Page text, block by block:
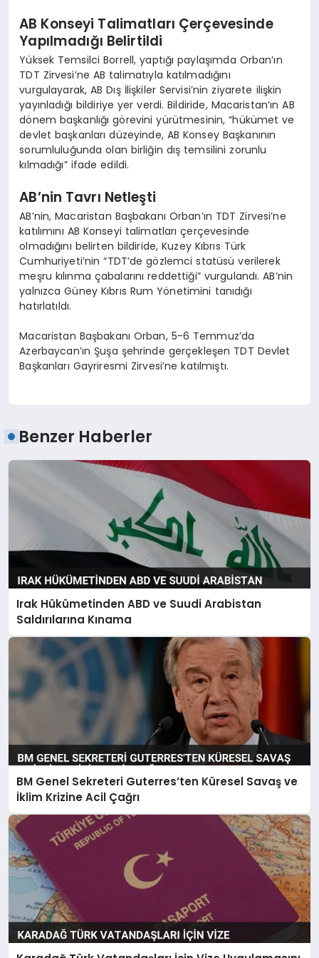
AB Konseyi Talimatları Çerçevesinde
Yapılmadığı Belirtildi
Yüksek Temsilci Borrell, yaptığı paylaşımda Orban’ın
TDT Zirvesi’ne AB talimatıyla katılmadığını
vurgulayarak, AB Dış İlişkiler Servisi’nin ziyarete ilişkin
yayınladığı bildiriye yer verdi. Bildiride, Macaristan’ın AB
dönem başkanlığı görevini yürütmesinin, “hükümet ve
devlet başkanları düzeyinde, AB Konsey Başkanının
sorumluluğunda olan birliğin dış temsilini zorunlu
kılmadığı” ifade edildi.
AB’nin Tavrı Netleşti
AB’nin, Macaristan Başbakanı Orban’ın TDT Zirvesi’ne
katılımını AB Konseyi talimatları çerçevesinde
olmadığını belirten bildiride, Kuzey Kıbrıs Türk
Cumhuriyeti’nin “TDT’de gözlemci statüsü verilerek
meşru kılınma çabalarını reddettiği” vurgulandı. AB’nin
yalnızca Güney Kıbrıs Rum Yönetimini tanıdığı
hatırlatıldı.
Macaristan Başbakanı Orban, 5-6 Temmuz’da
Azerbaycan’ın Şuşa şehrinde gerçekleşen TDT Devlet
Başkanları Gayriresmi Zirvesi’ne katılmıştı.
Benzer Haberler
Irak Hükümetinden ABD ve Suudi Arabistan
Saldırılarına Kınama
BM Genel Sekreteri Guterres’ten Küresel Savaş ve
İklim Krizine Acil Çağrı